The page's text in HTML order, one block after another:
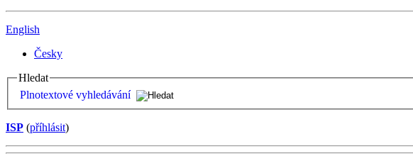
English
Česky
Hledat
Plnotextové vyhledávání
ISP (příhlásit)